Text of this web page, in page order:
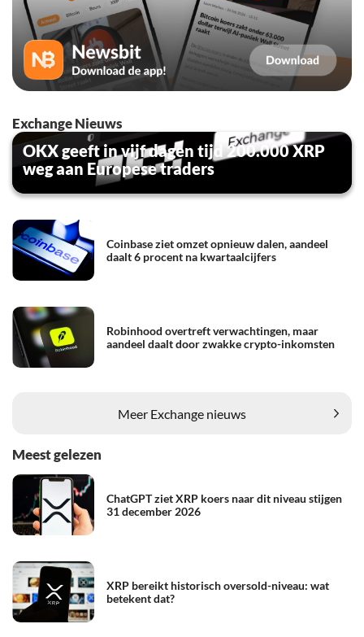
Exchange Nieuws
OKX geeft in vijf dagen tijd 200.000 XRP
weg aan Europese traders
Coinbase ziet omzet opnieuw dalen, aandeel
daalt 6 procent na kwartaalcijfers
Robinhood overtreft verwachtingen, maar
aandeel daalt door zwakke crypto-inkomsten
Meer Exchange nieuws
Meest gelezen
ChatGPT ziet XRP koers naar dit niveau stijgen
31 december 2026
XRP bereikt historisch oversold-niveau: wat
betekent dat?